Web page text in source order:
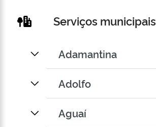
Serviços municipais
Adamantina
Adolfo
Aguaí